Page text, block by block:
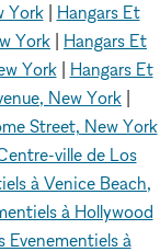
York| Hangars Et
York
Hangars Et
York| Hangars Et
New York
Street, New York
ville de Los
à Venice Beach,
à Hollywood
Evenementiels à